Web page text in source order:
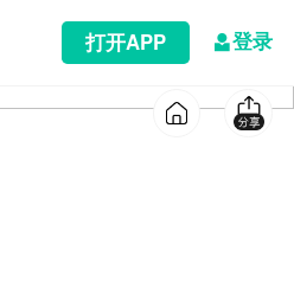
打开APP 登录